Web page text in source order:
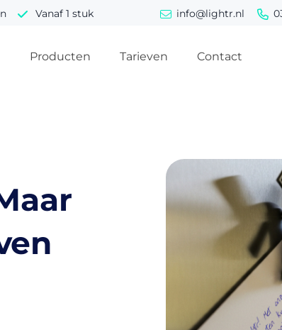
Vanaf 1 stuk info@lightr.nl
Producten Tarieven Contact